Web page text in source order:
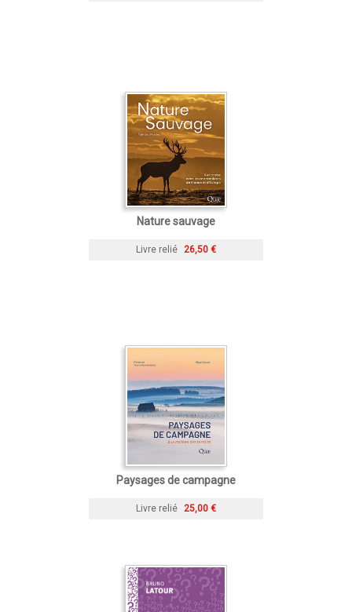
Nature sauvage
Livre relié 26,50 €
Paysages de campagne
Livre relié 25,00 €